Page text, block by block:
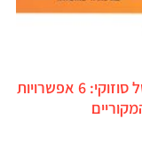
הוצג הסדר פשרה בפרשת ההיברידיות של סוזוקי: 6 אפשרויות